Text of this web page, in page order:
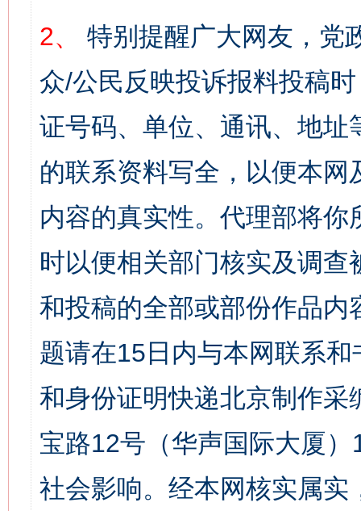
2、
特别提醒广大网友，党
众/公民反映投诉报料投稿
证号码、单位、通讯、地
的联系资料写全，以便本
内容的真实性。代理部将
时以便相关部门核实及调
和投稿的全部或部份作品
题请在15日内与本网联系
和身份证明快递北京制作
宝路12号（华声国际大厦
社会影响。经本网核实属